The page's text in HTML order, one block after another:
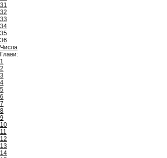
31
32
33
34
35
36
Числа
Глави:
1
2
3
4
5
6
7
8
9
10
11
12
13
14